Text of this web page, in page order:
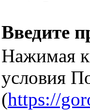
Введите
Нажимая
условия
(https://